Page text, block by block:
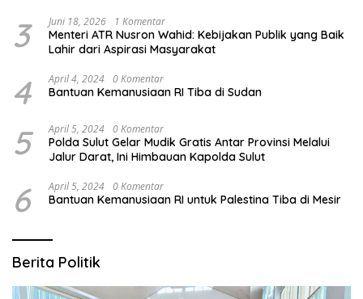
3 Juni 18, 2026 1 Komentar
Menteri ATR Nusron Wahid: Kebijakan Publik yang Baik
Lahir dari Aspirasi Masyarakat
4 April 4, 2024 0 Komentar
Bantuan Kemanusiaan RI Tiba di Sudan
5 April 5, 2024 0 Komentar
Polda Sulut Gelar Mudik Gratis Antar Provinsi Melalui
Jalur Darat, Ini Himbauan Kapolda Sulut
6 April 5, 2024 0 Komentar
Bantuan Kemanusiaan RI untuk Palestina Tiba di Mesir
Berita Politik